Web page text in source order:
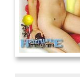
And Confused #8 - ...